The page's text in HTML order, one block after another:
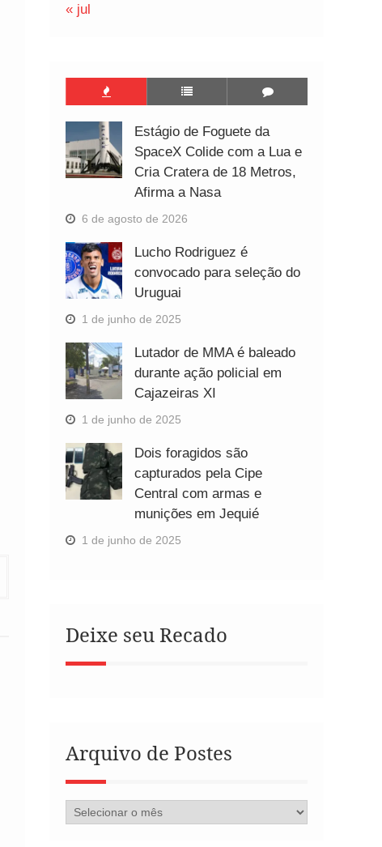
« jul
Estágio de Foguete da
SpaceX Colide com a Lua e
Cria Cratera de 18 Metros,
Afirma a Nasa
6 de agosto de 2026
Lucho Rodriguez é
convocado para seleção do
Uruguai
1 de junho de 2025
Lutador de MMA é baleado
durante ação policial em
Cajazeiras XI
1 de junho de 2025
Dois foragidos são
capturados pela Cipe
Central com armas e
munições em Jequié
1 de junho de 2025
Deixe seu Recado
Arquivo de Postes
Arquivo